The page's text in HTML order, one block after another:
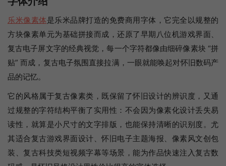
乐米像素体是乐米品牌打造的免费商用字体，它完全以规整的
方块像素单元为基础拼接而成，还原了早期八位机游戏界面、
复古电子屏文字的经典视觉，每一个字符都像由细碎像素块 “拼
贴” 而成，复古电子氛围直接拉满，一眼就能唤起对怀旧数码产
品的记忆。
它的风格属于复古像素类，既保留了怀旧设计的辨识度，又通
过规整的字符结构平衡了实用性：不会因为像素化设计丢失易
读性，就算是小尺寸的文字排版，也能保持清晰的识别度。尤
其适合复古游戏界面设计、怀旧电子主题海报、像素风文创包
装、复古科技类短视频字幕等场景，能为作品快速注入复古数